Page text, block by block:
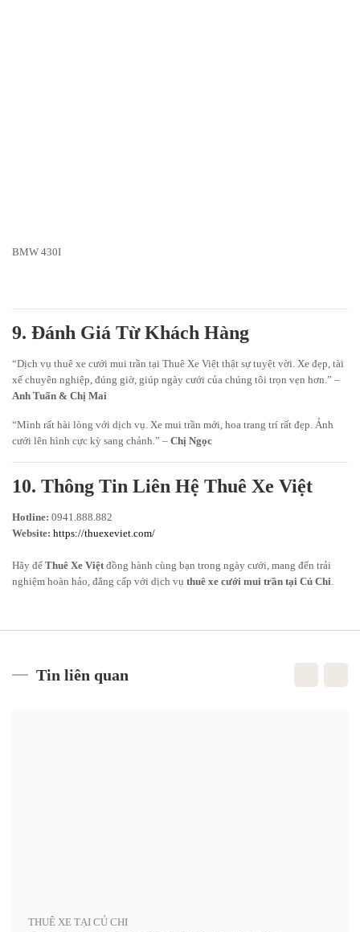
BMW 430I
9. Đánh Giá Từ Khách Hàng
“Dịch vụ thuê xe cưới mui trần tại Thuê Xe Việt thật sự tuyệt vời. Xe đẹp, tài
xế chuyên nghiệp, đúng giờ, giúp ngày cưới của chúng tôi trọn vẹn hơn.” –
Anh Tuấn & Chị Mai
“Mình rất hài lòng với dịch vụ. Xe mui trần mới, hoa trang trí rất đẹp. Ảnh
cưới lên hình cực kỳ sang chảnh.” – Chị Ngọc
10. Thông Tin Liên Hệ Thuê Xe Việt
Hotline: 0941.888.882
Website: https://thuexeviet.com/
Hãy để Thuê Xe Việtđồng hành cùng bạn trong ngày cưới, mang đến trải
nghiệm hoàn hảo, đẳng cấp với dịch vụ thuê xe cưới mui trần tại Củ Chi.
Tin liên quan
THUÊ XE TẠI CỦ CHI